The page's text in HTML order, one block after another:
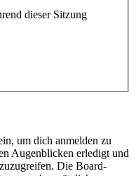
dieser Sitzung
um dich anmelden zu
Augenblicken erledigt und
Die Board-